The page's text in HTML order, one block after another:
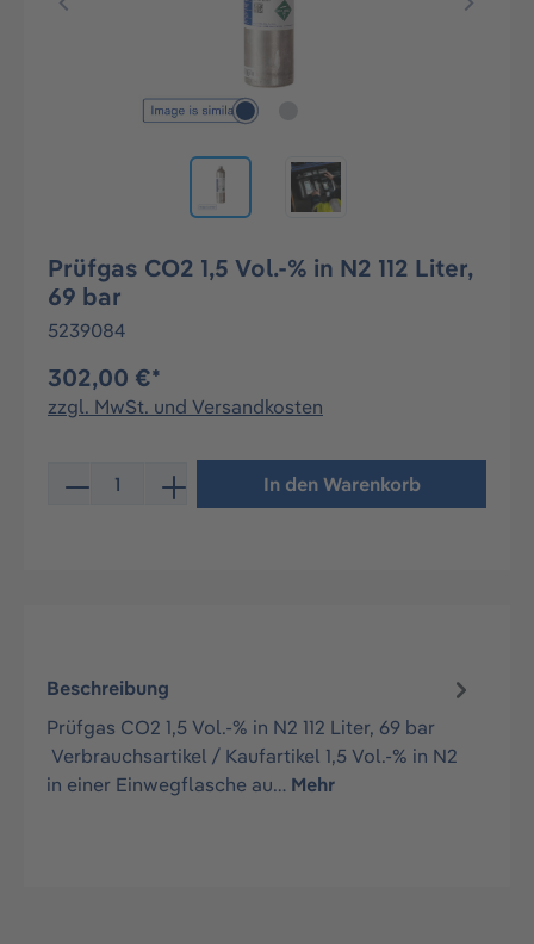
Prüfgas CO2 1,5 Vol.-% in N2 112 Liter,
69 bar
5239084
302,00 €*
zzgl. MwSt. und Versandkosten
Produkt Anzahl: Gib den gewünschten Wert ein oder
In den Warenkorb
Beschreibung
Prüfgas CO2 1,5 Vol.-% in N2 112 Liter, 69 bar
Verbrauchsartikel / Kaufartikel 1,5 Vol.-% in N2
in einer Einwegflasche au… Mehr